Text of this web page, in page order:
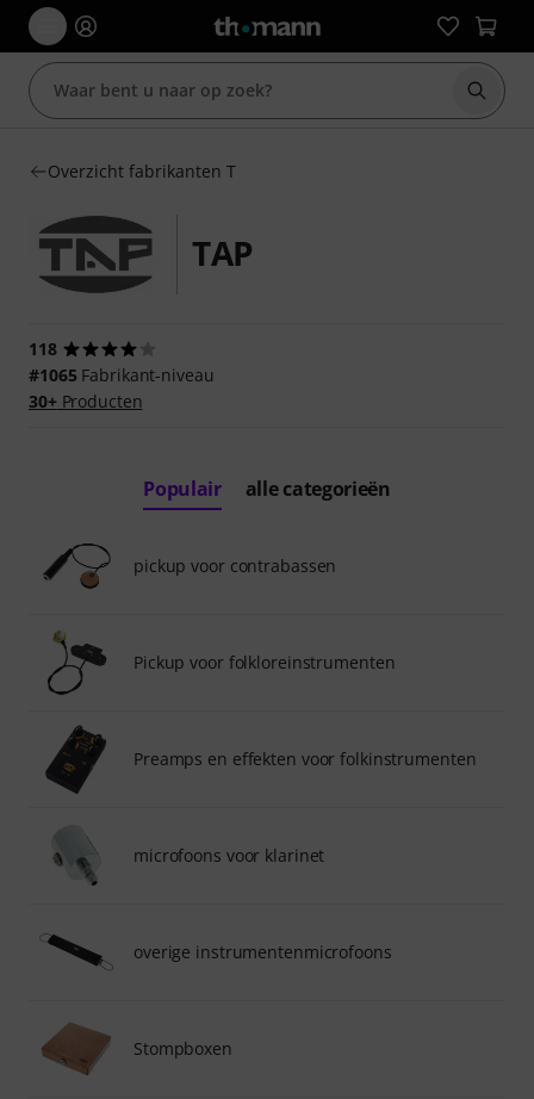
Zoek
Overzicht fabrikanten T
TAP
118
#1065 Fabrikant-niveau
30+Producten
Populair alle categorieën
pickup voor contrabassen
Pickup voor folkloreinstrumenten
Preamps en effekten voor folkinstrumenten
microfoons voor klarinet
overige instrumentenmicrofoons
Stompboxen